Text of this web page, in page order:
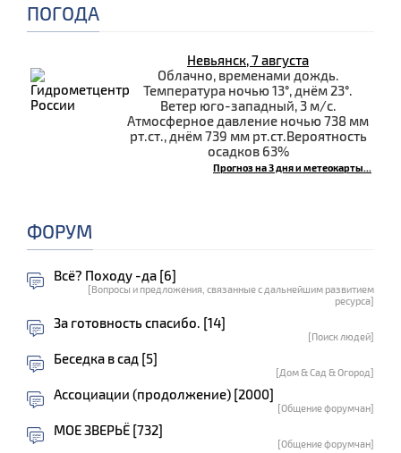
ПОГОДА
Невьянск, 7 августа
Облачно, временами дождь.
Температура ночью 13°, днём 23°.
Ветер юго-западный, 3 м/с.
Атмосферное давление ночью 738 мм
рт.ст., днём 739 мм рт.ст.Вероятность
осадков 63%
Прогноз на 3 дня и метеокарты...
ФОРУМ
Всё? Походу -да [6]
[Вопросы и предложения, связанные с дальнейшим развитием
ресурса]
За готовность спасибо. [14]
[Поиск людей]
Беседка в сад [5]
[Дом & Сад & Огород]
Ассоциации (продолжение) [2000]
[Общение форумчан]
МОЕ ЗВЕРЬЁ [732]
[Общение форумчан]